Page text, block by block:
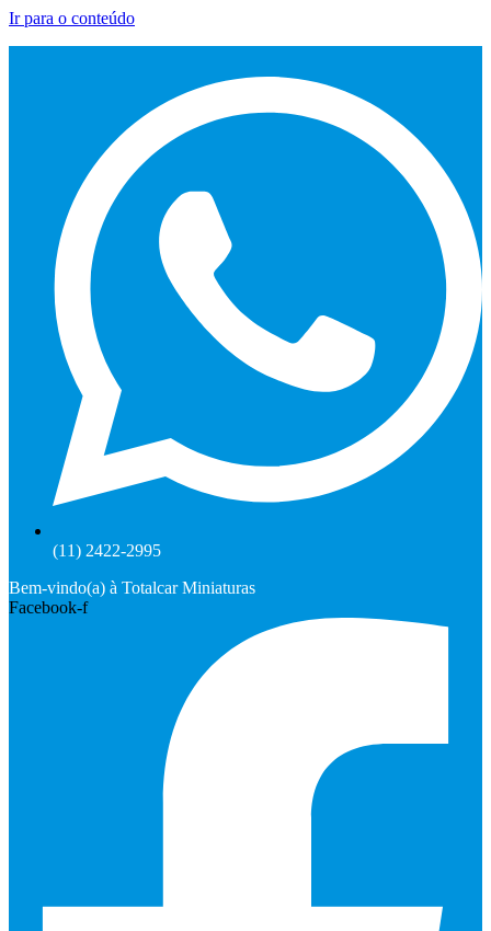
Ir para o conteúdo
(11) 2422-2995
Bem-vindo(a) à Totalcar Miniaturas
Facebook-f